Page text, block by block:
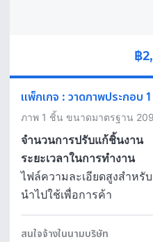
฿
แพ็กเกจ : วาดภาพประกอบ
ภาพ 1 ชิ้น ขนาดมาตรฐาน
จำนวนการปรับแก้ชิ้นงาน
ระยะเวลาในการทำงาน
ไฟล์ความละเอียดสูงสำหรั
นำไปใช้เพื่อการค้า
สนใจจ้างในนามบริษัท